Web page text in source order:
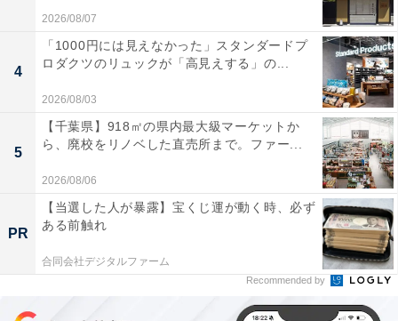
次ページ
10位までのランキング結果を見
る！
2026/08/07
4
「1000円には見えなかった」スタンダードプ
ロダクツのリュックが「高見えする」の...
2026/08/03
5
【千葉県】918㎡の県内最大級マーケットか
ら、廃校をリノベした直売所まで。ファー...
2026/08/06
PR
【当選した人が暴露】宝くじ運が動く時、必ず
ある前触れ
合同会社デジタルファーム
Recommended by